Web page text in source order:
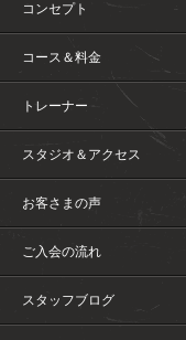
コンセプト
コース＆料金
トレーナー
スタジオ＆アクセス
お客さまの声
ご入会の流れ
スタッフブログ